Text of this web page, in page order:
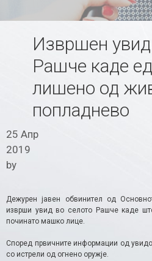
Извршен
Рашче каде
лишено од
попладнево
25 Апр
2019
by
Дежурен јавен обвинител од
изврши увид во селото Рашче каде
починато машко лице.
Според првичните информации од
со истрели од огнено оружје.